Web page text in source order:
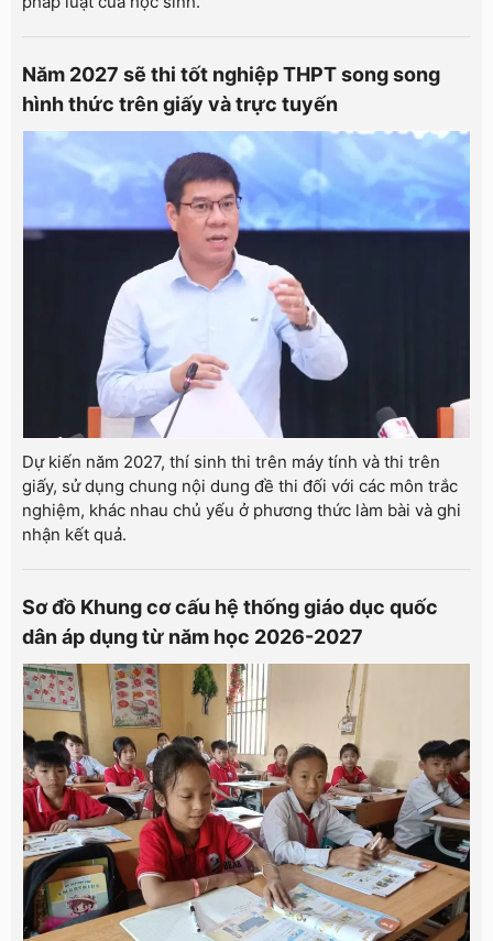
Năm 2027 sẽ thi tốt nghiệp THPT song song
hình thức trên giấy và trực tuyến
Dự kiến năm 2027, thí sinh thi trên máy tính và thi trên
giấy, sử dụng chung nội dung đề thi đối với các môn trắc
nghiệm, khác nhau chủ yếu ở phương thức làm bài và ghi
nhận kết quả.
Sơ đồ Khung cơ cấu hệ thống giáo dục quốc
dân áp dụng từ năm học 2026-2027